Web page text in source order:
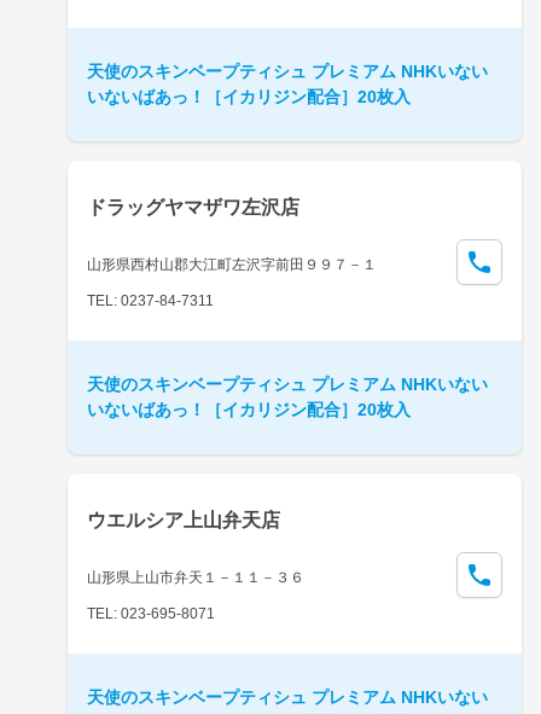
天使のスキンベープティシュ プレミアム NHKいない
いないばあっ！［イカリジン配合］20枚入
ドラッグヤマザワ左沢店
山形県西村山郡大江町左沢字前田９９７－１
TEL: 0237-84-7311
天使のスキンベープティシュ プレミアム NHKいない
いないばあっ！［イカリジン配合］20枚入
ウエルシア上山弁天店
山形県上山市弁天１－１１－３６
TEL: 023-695-8071
天使のスキンベープティシュ プレミアム NHKいない